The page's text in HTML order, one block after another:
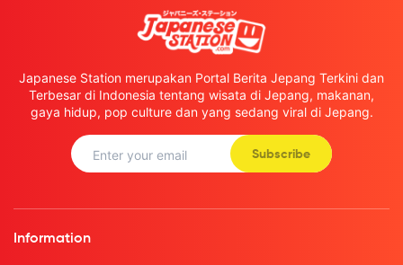
Japanese Station merupakan Portal Berita Jepang Terkini dan
Terbesar di Indonesia tentang wisata di Jepang, makanan,
gaya hidup, pop culture dan yang sedang viral di Jepang.
Subscribe
Information